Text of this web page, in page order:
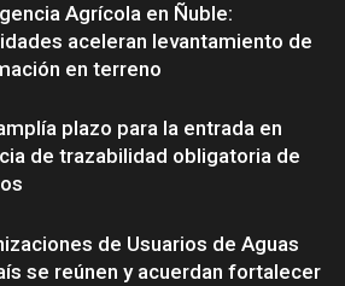
Agrícola en Ñuble:
aceleran levantamiento de
en terreno
plazo para la entrada en
de trazabilidad obligatoria de
de Usuarios de Aguas
se reúnen y acuerdan fortalecer